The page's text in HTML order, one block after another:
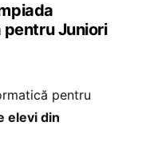
pentru Juniori
pentru
elevi din